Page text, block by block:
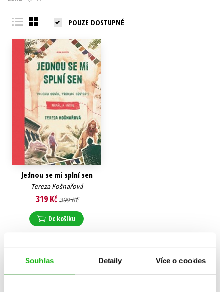
Souhlas Detaily Více o cookies
Young adult (SK)
POUZE DOSTUPNÉ
Jednou se mi splní sen
Tereza Košnařová
319 Kč 399 Kč
Do košíku
Zobraz záznamů